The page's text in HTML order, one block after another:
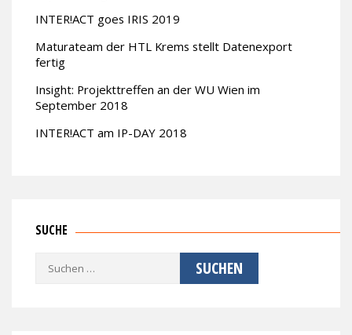
INTER!ACT goes IRIS 2019
Maturateam der HTL Krems stellt Datenexport
fertig
Insight: Projekttreffen an der WU Wien im
September 2018
INTER!ACT am IP-DAY 2018
SUCHE
Suchen